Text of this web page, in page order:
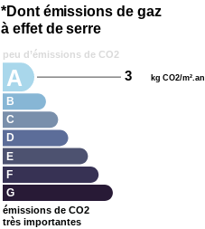
émissions de CO2
très importantes
*Dont émissions de gaz
à effet de serre
peu d’émissions de CO2
G
F
E
D
C
B
A 3 kg CO2/m².an